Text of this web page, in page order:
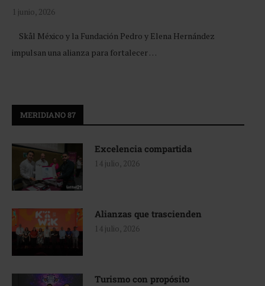
1 junio, 2026
Skål México y la Fundación Pedro y Elena Hernández
impulsan una alianza para fortalecer …
MERIDIANO 87
Excelencia compartida
14 julio, 2026
Alianzas que trascienden
14 julio, 2026
Turismo con propósito